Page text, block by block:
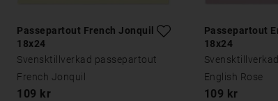
Passepartout French Jonquil
18x24
Svensktillverkad passepartout
French Jonquil
109 kr
Passepartout
18x24
English Rose
109 kr